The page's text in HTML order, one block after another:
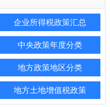
企业所得税政策汇总
中央政策年度分类
地方政策地区分类
地方土地增值税政策